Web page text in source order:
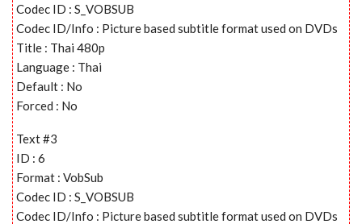
Codec ID : S_VOBSUB
Codec ID/Info : Picture based subtitle format used on DVDs
Title : Thai 480p
Language : Thai
Default : No
Forced : No
Text #3
ID : 6
Format : VobSub
Codec ID : S_VOBSUB
Codec ID/Info : Picture based subtitle format used on DVDs